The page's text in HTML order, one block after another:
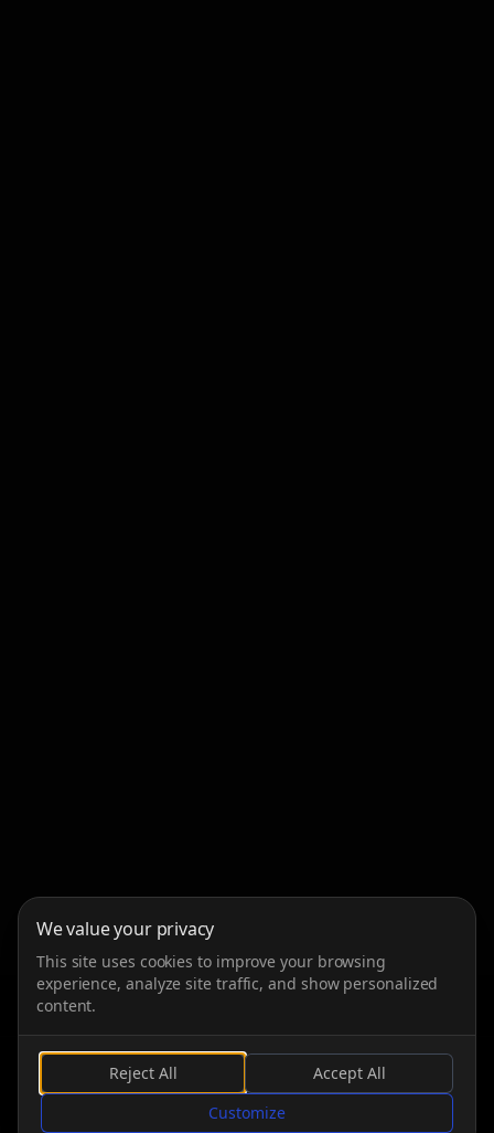
SCROLLEN
We value your privacy
This site uses cookies to improve your browsing
experience, analyze site traffic, and show personalized
content.
Reject All
Accept All
Customize